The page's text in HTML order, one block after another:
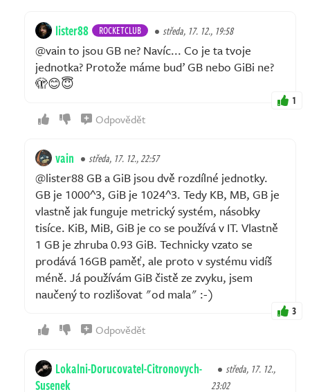
lister88 ROCKETCLUB středa, 17. 12., 19:58
@vain to jsou GB ne? Navíc... Co je ta tvoje
jednotka? Protože máme buď GB nebo GiBi ne?
🫣😊😇
1
Odpovědět
vain středa, 17. 12., 22:57
@lister88 GB a GiB jsou dvě rozdílné jednotky.
GB je 1000^3, GiB je 1024^3. Tedy KB, MB, GB je
vlastně jak funguje metrický systém, násobky
tisíce. KiB, MiB, GiB je co se používá v IT. Vlastně
1 GB je zhruba 0.93 GiB. Technicky vzato se
prodává 16GB paměť, ale proto v systému vidíš
méně. Já používám GiB čistě ze zvyku, jsem
naučený to rozlišovat "od mala" :-)
3
Odpovědět
Lokalni-Dorucovatel-Citronovych-
Susenek
středa, 17. 12.,
23:02